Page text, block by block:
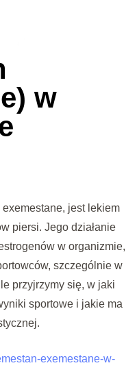
w
jest lekiem
piersi. Jego działanie
w organizmie,
szczególnie w
przyjrzymy się, w jaki
sportowe i jakie ma
exemestane-w-